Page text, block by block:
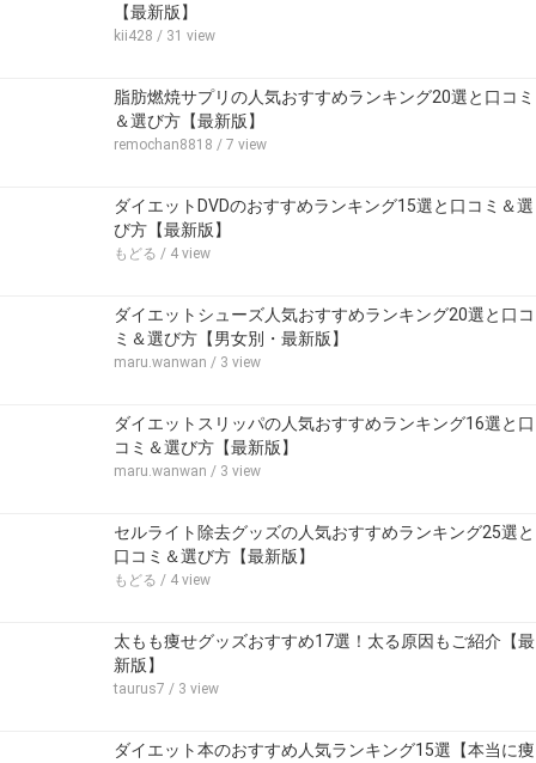
【最新版】
kii428 / 31 view
脂肪燃焼サプリの人気おすすめランキング20選と口コミ
＆選び方【最新版】
remochan8818 / 7 view
ダイエットDVDのおすすめランキング15選と口コミ＆選
び方【最新版】
もどる / 4 view
ダイエットシューズ人気おすすめランキング20選と口コ
ミ＆選び方【男女別・最新版】
maru.wanwan / 3 view
ダイエットスリッパの人気おすすめランキング16選と口
コミ＆選び方【最新版】
maru.wanwan / 3 view
セルライト除去グッズの人気おすすめランキング25選と
口コミ＆選び方【最新版】
もどる / 4 view
太もも痩せグッズおすすめ17選！太る原因もご紹介【最
新版】
taurus7 / 3 view
ダイエット本のおすすめ人気ランキング15選【本当に痩